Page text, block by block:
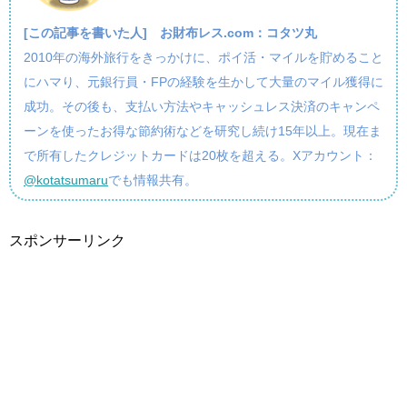
[この記事を書いた人] お財布レス.com：コタツ丸
2010年の海外旅行をきっかけに、ポイ活・マイルを貯めること
にハマり、元銀行員・FPの経験を生かして大量のマイル獲得に
成功。その後も、支払い方法やキャッシュレス決済のキャンペ
ーンを使ったお得な節約術などを研究し続け15年以上。現在ま
で所有したクレジットカードは20枚を超える。Xアカウント：
@kotatsumaruでも情報共有。
スポンサーリンク